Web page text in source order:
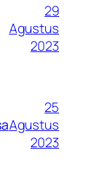
29
Agustus
2023
25
Agustus
2023